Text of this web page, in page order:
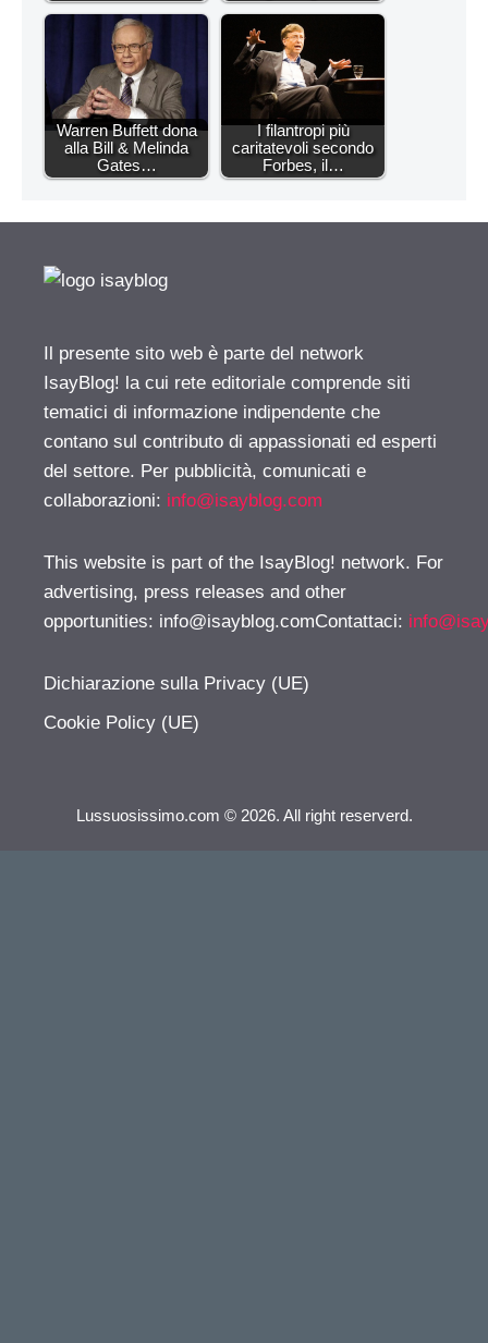
Warren Buffett dona
alla Bill & Melinda
Gates…
I filantropi più
caritatevoli secondo
Forbes, il…
Il presente sito web è parte del network
IsayBlog! la cui rete editoriale comprende siti
tematici di informazione indipendente che
contano sul contributo di appassionati ed esperti
del settore. Per pubblicità, comunicati e
collaborazioni: info@isayblog.com
This website is part of the IsayBlog! network. For
advertising, press releases and other
opportunities: info@isayblog.comContattaci:
Dichiarazione sulla Privacy (UE)
Cookie Policy (UE)
Lussuosissimo.com © 2026. All right reserverd.